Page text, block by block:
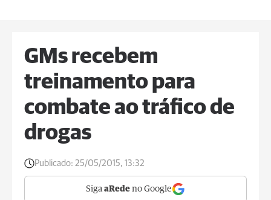
GMs recebem
treinamento para
combate ao tráfico de
drogas
Publicado: 25/05/2015, 13:32
Siga aRede no Google